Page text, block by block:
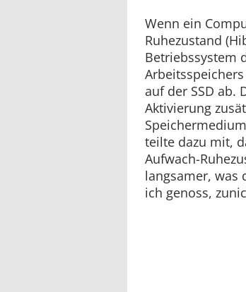
Wenn ein
Ruhezustand
Betriebssystem
auf der SSD ab.
Aktivierung
teilte dazu mit,
Aufwach-
langsamer, was
ich genoss,